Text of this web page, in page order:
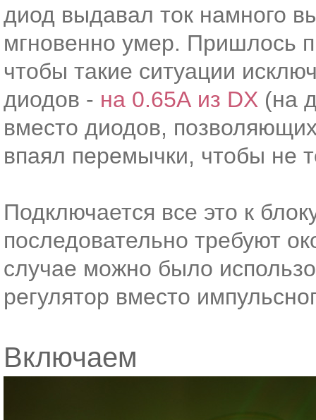
диод выдавал ток намного
мгновенно умер. Пришлось
чтобы такие ситуации
диодов - на 0.65А из DX (на
вместо диодов,
впаял перемычки, чтобы не
Подключается все это к
последовательно требуют
случае можно было
регулятор вместо
Включаем